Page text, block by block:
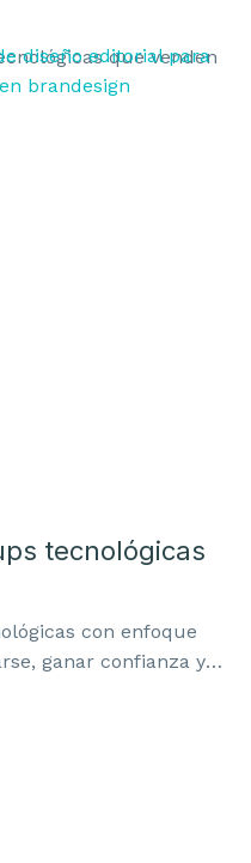
tecnológicas
con enfoque
ganar confianza y